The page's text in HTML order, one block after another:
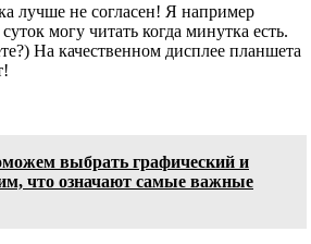
лучше не согласен! Я например
могу читать когда минутка есть.
На качественном дисплее планшета
выбрать графический и
что означают самые важные